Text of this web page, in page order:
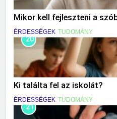
Mikor kell fejleszteni a
ÉRDESSÉGEK TUDOMÁNY
20
Ki találta fel az iskolát?
ÉRDESSÉGEK TUDOMÁNY
21